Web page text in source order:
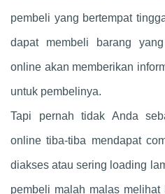
pembeli yang bertempat
dapat membeli barang
online akan memberikan
untuk pembelinya.
Tapi pernah tidak Anda
online tiba-tiba mendapat
diakses atau sering loading
pembeli malah malas